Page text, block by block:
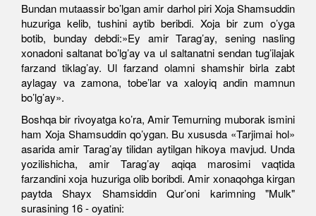
Bundan mutaassir bo’lgan amir darhol piri Xoja Shamsuddin
huzuriga kelib, tushini aytib beribdi. Xoja bir zum o’yga
botib, bunday debdi:»Ey amir Tarag’ay, sening nasling
xonadoni saltanat bo’lg’ay va ul saltanatni sendan tug’ilajak
farzand tiklag’ay. Ul farzand olamni shamshir birla zabt
aylagay va zamona, tobe’lar va xaloyiq andin mamnun
bo’lg’ay».
Boshqa bir rivoyatga ko’ra, Amir Temurning muborak ismini
ham Xoja Shamsuddin qo’ygan. Bu xususda «Tarjimai hol»
asarida amir Tarag’ay tilidan aytilgan hikoya mavjud. Unda
yozilishicha, amir Tarag’ay aqiqa marosimi vaqtida
farzandini xoja huzuriga olib boribdi. Amir xonaqohga kirgan
paytda Shayx Shamsiddin Qur’oni karimning "Mulk"
surasining 16 - oyatini: